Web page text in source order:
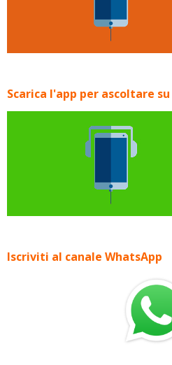
Scarica l'app per ascoltare su
Iscriviti al canale WhatsApp